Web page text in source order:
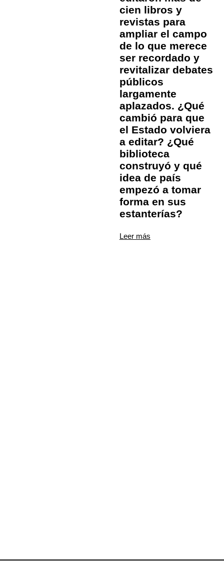
cien libros y
revistas para
ampliar el campo
de lo que merece
ser recordado y
revitalizar debates
públicos
largamente
aplazados. ¿Qué
cambió para que
el Estado volviera
a editar? ¿Qué
biblioteca
construyó y qué
idea de país
empezó a tomar
forma en sus
estanterías?
Leer más